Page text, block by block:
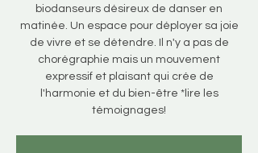
biodanseurs désireux de danser en
matinée. Un espace pour déployer sa joie
de vivre et se détendre. Il n'y a pas de
chorégraphie mais un mouvement
expressif et plaisant qui crée de
l'harmonie et du bien-être *lire les
témoignages!